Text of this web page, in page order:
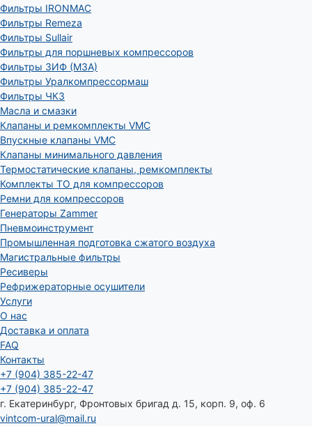
Фильтры IRONMAC
Фильтры Remeza
Фильтры Sullair
Фильтры для поршневых компрессоров
Фильтры ЗИФ (МЗА)
Фильтры Уралкомпрессормаш
Фильтры ЧКЗ
Масла и смазки
Клапаны и ремкомплекты VMC
Впускные клапаны VMC
Клапаны минимального давления
Термостатические клапаны, ремкомплекты
Комплекты ТО для компрессоров
Ремни для компрессоров
Генераторы Zammer
Пневмоинструмент
Промышленная подготовка сжатого воздуха
Магистральные фильтры
Ресиверы
Рефрижераторные осушители
Услуги
О нас
Доставка и оплата
FAQ
Контакты
+7 (904) 385-22-47
+7 (904) 385-22-47
г. Екатеринбург, Фронтовых бригад д. 15, корп. 9, оф. 6
vintcom-ural@mail.ru